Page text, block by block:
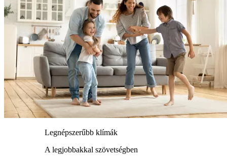
Legnépszerűbb klímák
A legjobbakkal szövetségben